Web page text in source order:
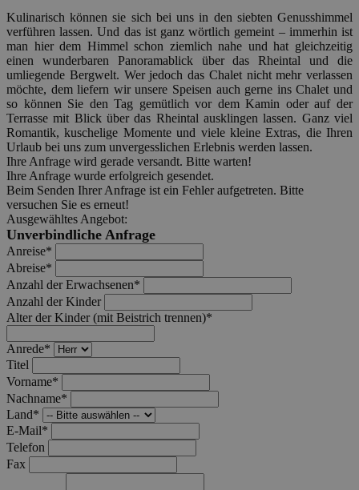
Kulinarisch können sie sich bei uns in den siebten Genusshimmel
verführen lassen. Und das ist ganz wörtlich gemeint – immerhin ist
man hier dem Himmel schon ziemlich nahe und hat gleichzeitig
einen wunderbaren Panoramablick über das Rheintal und die
umliegende Bergwelt. Wer jedoch das Chalet nicht mehr verlassen
möchte, dem liefern wir unsere Speisen auch gerne ins Chalet und
so können Sie den Tag gemütlich vor dem Kamin oder auf der
Terrasse mit Blick über das Rheintal ausklingen lassen. Ganz viel
Romantik, kuschelige Momente und viele kleine Extras, die Ihren
Urlaub bei uns zum unvergesslichen Erlebnis werden lassen.
Ihre Anfrage wird gerade versandt. Bitte warten!
Ihre Anfrage wurde erfolgreich gesendet.
Beim Senden Ihrer Anfrage ist ein Fehler aufgetreten. Bitte
versuchen Sie es erneut!
Ausgewähltes Angebot:
Unverbindliche Anfrage
Anreise*
Abreise*
Anzahl der Erwachsenen*
Anzahl der Kinder
Alter der Kinder (mit Beistrich trennen)*
Anrede*
Titel
Vorname*
Nachname*
Land*
E-Mail*
Telefon
Fax